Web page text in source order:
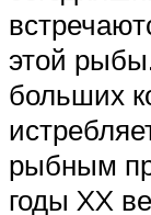
этой
больших
рыбным
годы XX